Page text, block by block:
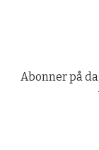
Abonner på